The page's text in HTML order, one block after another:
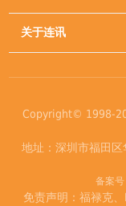
关于连讯
Copyright© 1998-
地址：深圳市福田
备案号
免责声明：福禄克、